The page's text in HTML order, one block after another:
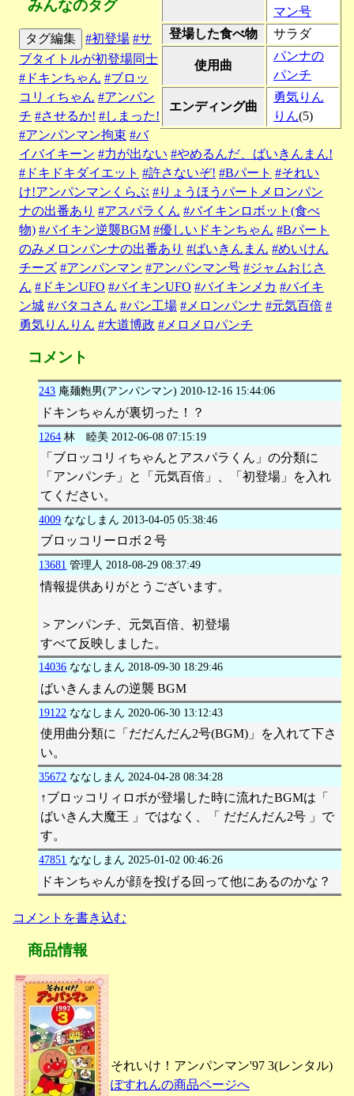
マン号
登場した食べ物
サラダ
使用曲
パンナの
パンチ
エンディング曲
勇気りん
りん(5)
みんなのタグ
タグ編集 #初登場 #サ
ブタイトルが初登場同士
#ドキンちゃん #ブロッ
コリィちゃん #アンパン
チ #させるか! #しまった!
#アンパンマン拘束 #バ
イバイキーン #力が出ない #やめるんだ、ばいきんまん!
#ドキドキダイエット #許さないぞ! #Bパート #それい
け!アンパンマンくらぶ #りょうほうパートメロンパン
ナの出番あり #アスパラくん #バイキンロボット(食べ
物) #バイキン逆襲BGM #優しいドキンちゃん #Bパート
のみメロンパンナの出番あり #ばいきんまん #めいけん
チーズ #アンパンマン #アンパンマン号 #ジャムおじさ
ん #ドキンUFO #バイキンUFO #バイキンメカ #バイキ
ン城 #バタコさん #パン工場 #メロンパンナ #元気百倍 #
勇気りんりん #大道博政 #メロメロパンチ
コメント
243 庵麺麭男(アンパンマン) 2010-12-16 15:44:06
ドキンちゃんが裏切った！？
1264 林 睦美 2012-06-08 07:15:19
「ブロッコリィちゃんとアスパラくん」の分類に
「アンパンチ」と「元気百倍」、「初登場」を入れ
てください。
4009 ななしまん 2013-04-05 05:38:46
ブロッコリーロボ２号
13681 管理人 2018-08-29 08:37:49
情報提供ありがとうございます。
＞アンパンチ、元気百倍、初登場
すべて反映しました。
14036 ななしまん 2018-09-30 18:29:46
ばいきんまんの逆襲 BGM
19122 ななしまん 2020-06-30 13:12:43
使用曲分類に「だだんだん2号(BGM)」を入れて下さ
い。
35672 ななしまん 2024-04-28 08:34:28
↑ブロッコリィロボが登場した時に流れたBGMは「
ばいきん大魔王 」ではなく、「 だだんだん2号 」で
す。
47851 ななしまん 2025-01-02 00:46:26
ドキンちゃんが顔を投げる回って他にあるのかな？
コメントを書き込む
商品情報
それいけ！アンパンマン'97 3(レンタル)
ぽすれんの商品ページへ